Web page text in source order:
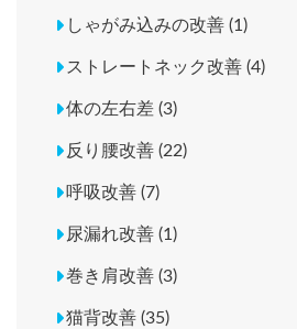
しゃがみ込みの改善 (1)
ストレートネック改善 (4)
体の左右差 (3)
反り腰改善 (22)
呼吸改善 (7)
尿漏れ改善 (1)
巻き肩改善 (3)
猫背改善 (35)